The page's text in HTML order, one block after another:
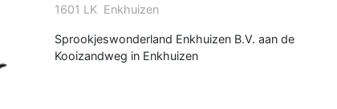
1601 LK Enkhuizen
Sprookjeswonderland Enkhuizen B.V. aan de
Kooizandweg in Enkhuizen